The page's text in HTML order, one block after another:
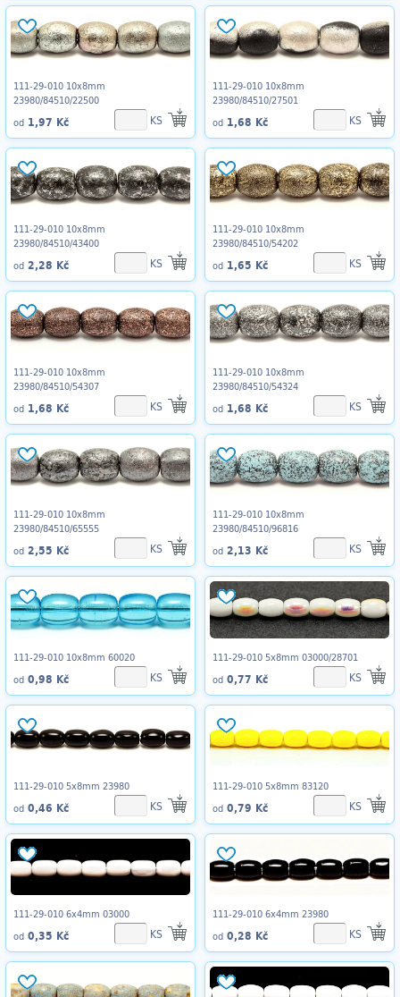
111-29-010 10x8mm
23980/84510/22500
od 1,97 Kč KS
111-29-010 10x8mm
23980/84510/27501
od 1,68 Kč KS
111-29-010 10x8mm
23980/84510/43400
od 2,28 Kč KS
111-29-010 10x8mm
23980/84510/54202
od 1,65 Kč KS
111-29-010 10x8mm
23980/84510/54307
od 1,68 Kč KS
111-29-010 10x8mm
23980/84510/54324
od 1,68 Kč KS
111-29-010 10x8mm
23980/84510/65555
od 2,55 Kč KS
111-29-010 10x8mm
23980/84510/96816
od 2,13 Kč KS
111-29-010 10x8mm 60020
od 0,98 Kč KS
111-29-010 5x8mm 03000/28701
od 0,77 Kč KS
111-29-010 5x8mm 23980
od 0,46 Kč KS
111-29-010 5x8mm 83120
od 0,79 Kč KS
111-29-010 6x4mm 03000
od 0,35 Kč KS
111-29-010 6x4mm 23980
od 0,28 Kč KS